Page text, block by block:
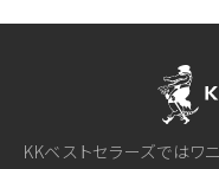
KKベストセラーズではワ